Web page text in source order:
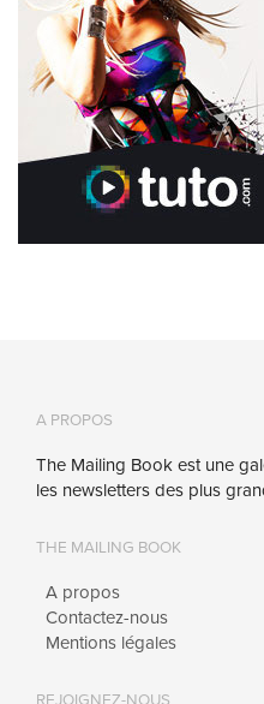
A PROPOS
The Mailing Book est une
les newsletters des plus
THE MAILING BOOK
A propos
Contactez-nous
Mentions légales